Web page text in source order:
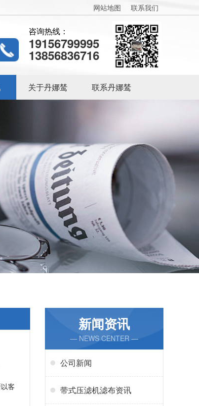
网站地图 联系我们
咨询热线：
19156799995
13856836716
关于丹娜鸶 联系丹娜鸶
客
新闻资讯
— NEWS CENTER —
公司新闻
带式压滤机滤布资讯